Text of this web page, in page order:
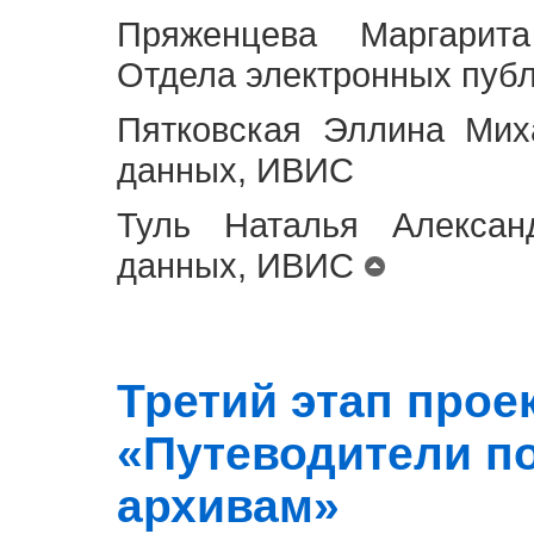
Пряженцева
Отдела электронных
Пятковская Эллина
данных, ИВИС
Туль Наталья
данных, ИВИС
Третий этап
«Путеводители
архивам»